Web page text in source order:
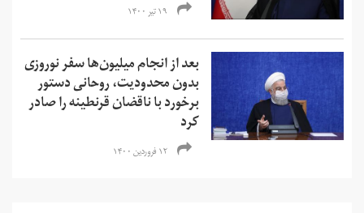
۱۹ تیر ۱۴۰۰
بعد از انجام میلیون‌ها سفر نوروزی
بدون محدودیت، روحانی دستور
برخورد با ناقضان قرنطینه را صادر
کرد
۱۲ فروردین ۱۴۰۰